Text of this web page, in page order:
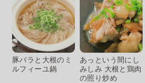
豚バラと大根のミ
ルフィーユ鍋
あっという間にし
みしみ 大根と鶏肉
の照り炒め